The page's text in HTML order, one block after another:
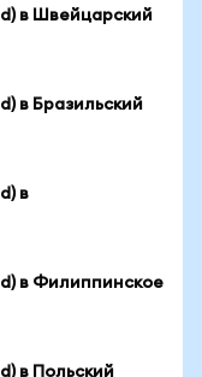
в Швейцарский
в Бразильский
в
в Филиппинское
в Польский